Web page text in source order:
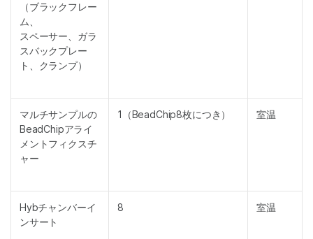
（ブラックフレー
ム、
スペーサー、ガラ
スバックプレー
ト、クランプ）
マルチサンプルの
BeadChipアライ
メントフィクスチ
ャー
1（BeadChip8枚につき） 室温
Hybチャンバーイ
ンサート
8 室温